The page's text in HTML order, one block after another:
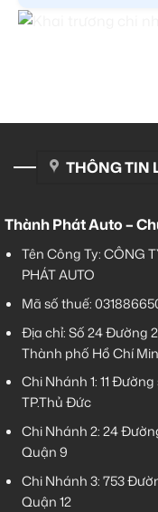
THÔNG TIN
Thành Phát Auto –
Tên Công Ty: CÔNG
PHÁT AUTO
Mã số thuế:
Địa chỉ: Số 24 Đường
Thành phố Hồ Chí
Chi Nhánh 1:11
TP.Thủ Đức
Chi Nhánh 2:24
Quận 9
Chi Nhánh 3:753
Quận 12